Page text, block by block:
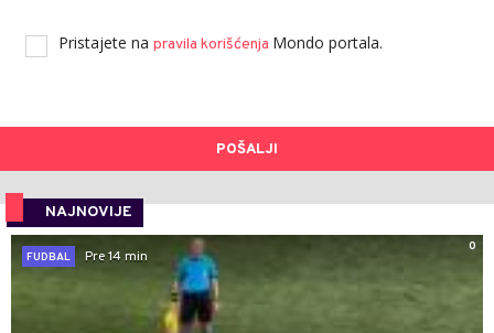
Pristajete na pravila korišćenja Mondo portala.
POŠALJI
NAJNOVIJE
0
FUDBAL
Pre 14 min